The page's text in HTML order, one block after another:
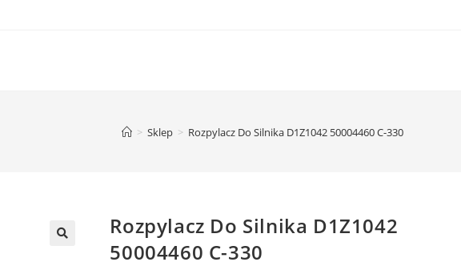
> Sklep > Rozpylacz Do Silnika D1Z1042 50004460 C-330
Rozpylacz Do Silnika D1Z1042
50004460 C-330